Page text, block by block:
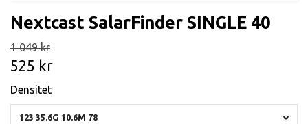
Nextcast SalarFinder SINGLE 40
1 049 kr
525 kr
Densitet
123 35.6G 10.6M 78